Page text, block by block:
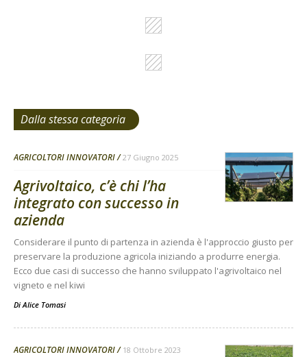
Dalla stessa categoria
AGRICOLTORI INNOVATORI 27 Giugno 2025
Agrivoltaico, c’è chi l’ha
integrato con successo in
azienda
Considerare il punto di partenza in azienda è l'approccio giusto per
preservare la produzione agricola iniziando a produrre energia.
Ecco due casi di successo che hanno sviluppato l'agrivoltaico nel
vigneto e nel kiwi
DiAlice Tomasi
AGRICOLTORI INNOVATORI 18 Ottobre 2023